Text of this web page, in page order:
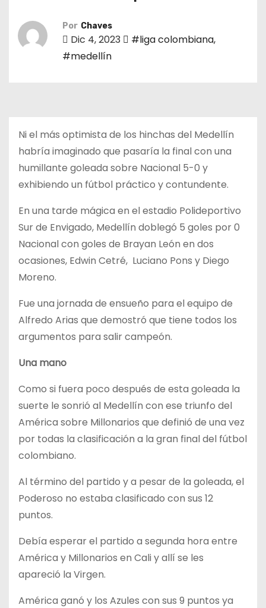
Por Chaves
Dic 4, 2023 #liga colombiana,
#medellín
Ni el más optimista de los hinchas del Medellín
habría imaginado que pasaría la final con una
humillante goleada sobre Nacional 5-0 y
exhibiendo un fútbol práctico y contundente.
En una tarde mágica en el estadio Polideportivo
Sur de Envigado, Medellín doblegó 5 goles por 0
Nacional con goles de Brayan León en dos
ocasiones, Edwin Cetré, Luciano Pons y Diego
Moreno.
Fue una jornada de ensueño para el equipo de
Alfredo Arias que demostró que tiene todos los
argumentos para salir campeón.
Una mano
Como si fuera poco después de esta goleada la
suerte le sonrió al Medellín con ese triunfo del
América sobre Millonarios que definió de una vez
por todas la clasificación a la gran final del fútbol
colombiano.
Al término del partido y a pesar de la goleada, el
Poderoso no estaba clasificado con sus 12
puntos.
Debía esperar el partido a segunda hora entre
América y Millonarios en Cali y allí se les
apareció la Virgen.
América ganó y los Azules con sus 9 puntos ya